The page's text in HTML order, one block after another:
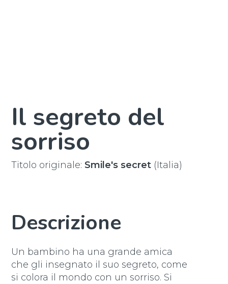
Il segreto del
sorriso
Titolo originale: Smile's secret (Italia)
Descrizione
Un bambino ha una grande amica
che gli insegnato il suo segreto, come
si colora il mondo con un sorriso. Si